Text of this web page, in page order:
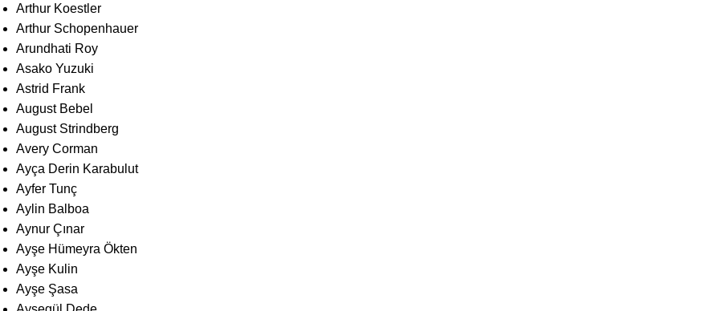
Arthur Koestler
Arthur Schopenhauer
Arundhati Roy
Asako Yuzuki
Astrid Frank
August Bebel
August Strindberg
Avery Corman
Ayça Derin Karabulut
Ayfer Tunç
Aylin Balboa
Aynur Çınar
Ayşe Hümeyra Ökten
Ayşe Kulin
Ayşe Şasa